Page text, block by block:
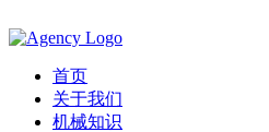
首页
关于我们
机械知识